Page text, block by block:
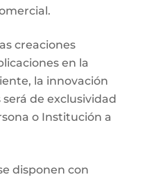
creaciones
en la
la innovación
de exclusividad
o Institución a
disponen con